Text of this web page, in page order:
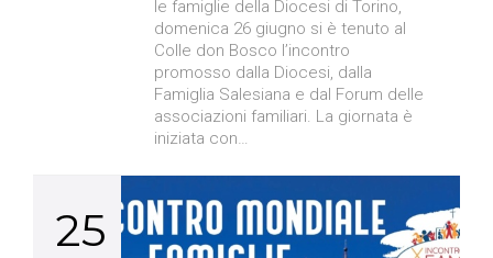
le famiglie della Diocesi di Torino,
domenica 26 giugno si è tenuto al
Colle don Bosco l’incontro
promosso dalla Diocesi, dalla
Famiglia Salesiana e dal Forum delle
associazioni familiari. La giornata è
iniziata con…
25